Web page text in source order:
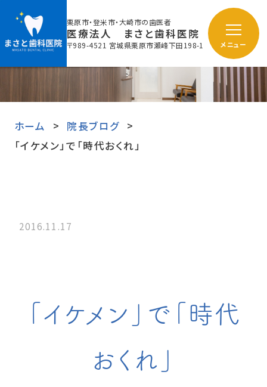
栗原市・登米市・大崎市の歯医者
医療法人 まさと歯科医院
〒989-4521 宮城県栗原市瀬峰下田198-1 メニュー
ホーム
院長ブログ
「イケメン」で「時代おくれ」
2016.11.17
「イケメン」で「時代
おくれ」